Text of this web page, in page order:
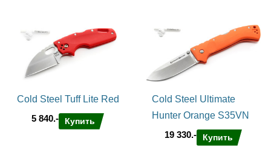
Cold Steel Tuff Lite Red
5 840.-
Купить
Cold Steel Ultimate
Hunter Orange S35VN
19 330.-
Купить